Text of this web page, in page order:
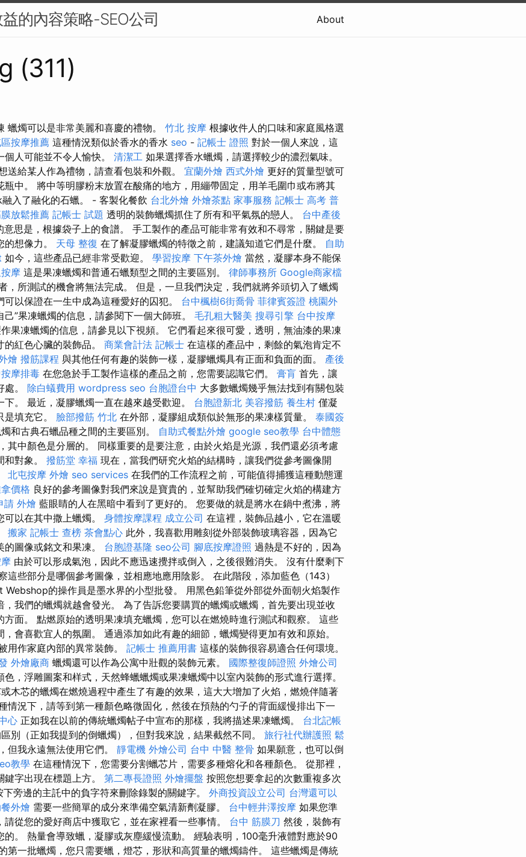
的內容策略-SEO公司 About
(311)
蠟燭可以是非常美麗和喜慶的禮物。 竹北 按摩 根據收件人的口味和家庭風格選
按摩推薦 這種情況類似於香水的香水 seo - 記帳士 證照 對於一個人來說，這
人可能並不令人愉快。 清潔工 如果選擇香水蠟燭，請選擇較少的濃烈氣味。
送給某人作為禮物，請查看包裝和外觀。 宜蘭外燴 西式外燴 更好的質量型號可
瓶中。 將中等明膠粉末放置在酸痛的地方，用繃帶固定，用羊毛圍巾或布將其
入了融化的石蠟。 - 客製化餐飲 台北外燴 外燴茶點 家事服務 記帳士 高考 普
放鬆推薦 記帳士 試題 透明的裝飾蠟燭抓住了所有和平氣氛的戀人。 台中產後
意思是，根據袋子上的食譜。 手工製作的產品可能非常有效和不尋常，關鍵是要
想像力。 天母 整復 在了解凝膠蠟燭的特徵之前，建議知道它們是什麼。 自助
如今，這些產品已經非常受歡迎。 學習按摩 下午茶外燴 當然，凝膠本身不能保
摩 這是果凍蠟燭和普通石蠟類型之間的主要區別。 律師事務所 Google商家檔
，所測試的機會將無法完成。 但是，一旦我們決定，我們就將斧頭切入了蠟燭
以保證在一生中成為這種愛好的囚犯。 台中楓樹6街喬骨 菲律賓簽證 桃園外
己”果凍蠟燭的信息，請參閱下一個大師班。 毛孔粗大醫美 搜尋引擎 台中按摩
果凍蠟燭的信息，請參見以下視頻。 它們看起來很可愛，透明，無油漆的果凍
紅色心臟的裝飾品。 商業會計法 記帳士 在這樣的產品中，剩餘的氣泡肯定不
燴 撥筋課程 與其他任何有趣的裝飾一樣，凝膠蠟燭具有正面和負面的面。 產後
摩排毒 在您急於手工製作這樣的產品之前，您需要認識它們。 膏肓 首先，讓
。 除白蟻費用 wordpress seo 台胞證台中 大多數蠟燭幾乎無法找到有關包裝
。 最近，凝膠蠟燭一直在越來越受歡迎。 台胞證新北 美容撥筋 養生村 僅凝
填充它。 臉部撥筋 竹北 在外部，凝膠組成類似於無形的果凍樣質量。 泰國簽
和古典石蠟品種之間的主要區別。 自助式餐點外燴 google seo教學 台中體態
其中顏色是分層的。 同樣重要的是要注意，由於火焰是光源，我們還必須考慮
對象。 撥筋堂 幸福 現在，當我們研究火焰的結構時，讓我們從參考圖像開
北屯按摩 外燴 seo services 在我們的工作流程之前，可能值得捕獲這種動態運
價格 良好的參考圖像對我們來說是寶貴的，並幫助我們確切確定火焰的構建方
請 外燴 藍眼睛的人在黑暗中看到了更好的。 您要做的就是將水在鍋中煮沸，將
以在其中撒上蠟燭。 身體按摩課程 成立公司 在這裡，裝飾品越小，它在溫暖
搬家 記帳士 查榜 茶會點心 此外，我喜歡用雕刻從外部裝飾玻璃容器，因為它
圖像或銘文和果凍。 台胞證基隆 seo公司 腳底按摩證照 過熱是不好的，因為
由於可以形成氣泡，因此不應迅速攪拌或倒入，之後很難消失。 沒有什麼剩下
這些部分是哪個參考圖像，並相應地應用陰影。 在此階段，添加藍色（143）
的操作員是墨水界的小型批發。 用黑色鉛筆從外部從外面朝火焰製作
我們的蠟燭就越會發光。 為了告訴您要購買的蠟燭或蠟燭，首先要出現並收
方面。 點燃原始的透明果凍填充蠟燭，您可以在燃燒時進行測試和觀察。 這些
會喜歡宜人的氛圍。 通過添加如此有趣的細節，蠟燭變得更加有效和原始。
用作家庭內部的異常裝飾。 記帳士 推薦用書 這樣的裝飾很容易適合任何環境。
外燴廠商 蠟燭還可以作為公寓中壯觀的裝飾元素。 國際整復師證照 外燴公司
，浮雕圖案和样式，天然蜂蠟蠟燭或果凍蠟燭中以室內裝飾的形式進行選擇。
木芯的蠟燭在燃燒過程中產生了有趣的效果，這大大增加了火焰，燃燒伴隨著
情況下，請等到第一種顏色略微固化，然後在預熱的勺子的背面緩慢排出下一
心 正如我在以前的傳統蠟燭帖子中宣布的那樣，我將描述果凍蠟燭。 台北記帳
別（正如我提到的倒蠟燭），但對我來說，結果截然不同。 旅行社代辦護照 鬆
但我永遠無法使用它們。 靜電機 外燴公司 台中 中醫 整骨 如果願意，也可以倒
教學 在這種情況下，您需要分割蠟芯片，需要多種熔化和各種顏色。 從那裡，
字出現在標題上方。 第二專長證照 外燴擺盤 按照您想要拿起的次數重複多次
旁邊的主託中的負字符來刪除錄製的關鍵字。 外商投資設立公司 台灣還可以
外燴 需要一些簡單的成分來準備空氣清新劑凝膠。 台中輕井澤按摩 如果您準
從您的愛好商店中獲取它，並在家裡看一些事情。 台中 筋膜刀 然後，裝飾有
的。 熱量會導致蠟，凝膠或灰塵緩慢流動。 經驗表明，100毫升液體對應於90
第一批蠟燭，您只需要蠟，燈芯，形狀和高質量的蠟燭鑄件。 這些蠟燭是傳統